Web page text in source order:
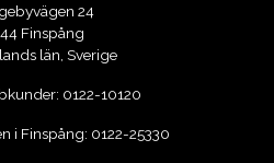
24
Finspång
län, Sverige
0122-10120
i Finspång: 0122-25330